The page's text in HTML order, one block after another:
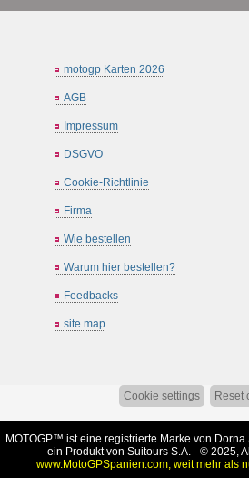
motogp Karten 2026
AGB
Impressum
DSGVO
Cookie-Richtlinie
Firma
Wie bestellen
Warum hier bestellen?
Feedbacks
site map
Cookie settings Reset
MOTOGP™ ist eine registrierte Marke von Dorna
ein Produkt von Suitours S.A. - © 2025,
www.MotoGPSpanien.com, weit mehr als